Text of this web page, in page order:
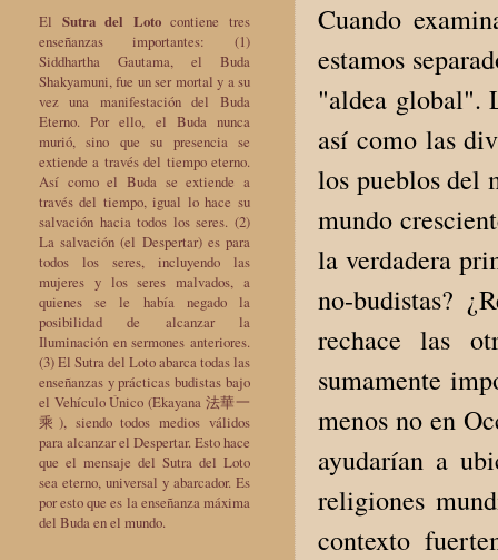
Cuando
estamos
"aldea global".
así como las
los pueblos del
mundo
la verdadera
no-budistas?
rechace las
sumamente
menos no en
ayudarían a
religiones
contexto
El Sutra del Lotocontiene tres
enseñanzas importantes: (1)
Siddhartha Gautama, el Buda
Shakyamuni, fue un ser mortal y a su
vez una manifestación del Buda
Eterno. Por ello, el Buda nunca
murió, sino que su presencia se
extiende a través del tiempo eterno.
Así como el Buda se extiende a
través del tiempo, igual lo hace su
salvación hacia todos los seres. (2)
La salvación (el Despertar) es para
todos los seres, incluyendo las
mujeres y los seres malvados, a
quienes se le había negado la
posibilidad de alcanzar la
Iluminación en sermones anteriores.
(3) El Sutra del Loto abarca todas las
enseñanzas y prácticas budistas bajo
el Vehículo Único (Ekayana 法華一
乘), siendo todos medios válidos
para alcanzar el Despertar. Esto hace
que el mensaje del Sutra del Loto
sea eterno, universal y abarcador. Es
por esto que es la enseñanza máxima
del Buda en el mundo.